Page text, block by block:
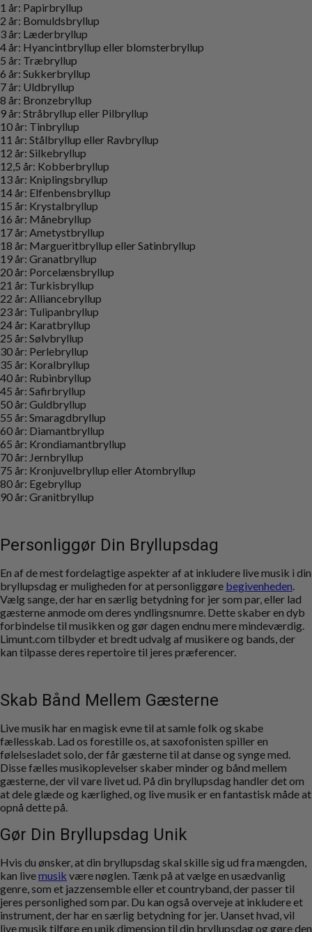
1 år: Papirbryllup
2 år: Bomuldsbryllup
3 år: Læderbryllup
4 år: Hyancintbryllup eller blomsterbryllup
5 år: Træbryllup
6 år: Sukkerbryllup
7 år: Uldbryllup
8 år: Bronzebryllup
9 år: Stråbryllup eller Pilbryllup
10 år: Tinbryllup
11 år: Stålbryllup eller Ravbryllup
12 år: Silkebryllup
12,5 år: Kobberbryllup
13 år: Kniplingsbryllup
14 år: Elfenbensbryllup
15 år: Krystalbryllup
16 år: Månebryllup
17 år: Ametystbryllup
18 år: Margueritbryllup eller Satinbryllup
19 år: Granatbryllup
20 år: Porcelænsbryllup
21 år: Turkisbryllup
22 år: Alliancebryllup
23 år: Tulipanbryllup
24 år: Karatbryllup
25 år: Sølvbryllup
30 år: Perlebryllup
35 år: Koralbryllup
40 år: Rubinbryllup
45 år: Safirbryllup
50 år: Guldbryllup
55 år: Smaragdbryllup
60 år: Diamantbryllup
65 år: Krondiamantbryllup
70 år: Jernbryllup
75 år: Kronjuvelbryllup eller Atombryllup
80 år: Egebryllup
90 år: Granitbryllup
Personliggør Din Bryllupsdag
En af de mest fordelagtige aspekter af at inkludere live musik i din
bryllupsdag er muligheden for at personliggøre begivenheden.
Vælg sange, der har en særlig betydning for jer som par, eller lad
gæsterne anmode om deres yndlingsnumre. Dette skaber en dyb
forbindelse til musikken og gør dagen endnu mere mindeværdig.
Limunt.com tilbyder et bredt udvalg af musikere og bands, der
kan tilpasse deres repertoire til jeres præferencer.
Skab Bånd Mellem Gæsterne
Live musik har en magisk evne til at samle folk og skabe
fællesskab. Lad os forestille os, at saxofonisten spiller en
følelsesladet solo, der får gæsterne til at danse og synge med.
Disse fælles musikoplevelser skaber minder og bånd mellem
gæsterne, der vil vare livet ud. På din bryllupsdag handler det om
at dele glæde og kærlighed, og live musik er en fantastisk måde at
opnå dette på.
Gør Din Bryllupsdag Unik
Hvis du ønsker, at din bryllupsdag skal skille sig ud fra mængden,
kan livemusik være nøglen. Tænk på at vælge en usædvanlig
genre, som et jazzensemble eller et countryband, der passer til
jeres personlighed som par. Du kan også overveje at inkludere et
instrument, der har en særlig betydning for jer. Uanset hvad, vil
live musik tilføre en unik dimension til din bryllupsdag og gøre den